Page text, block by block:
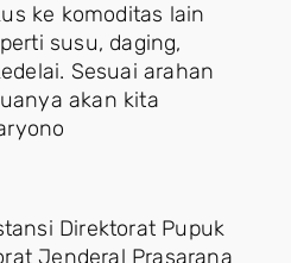
ke komoditas lain
susu, daging,
Sesuai arahan
akan kita
Direktorat Pupuk
Jenderal Prasarana